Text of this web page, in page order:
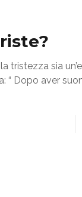
tristezza sia
“ Dopo aver